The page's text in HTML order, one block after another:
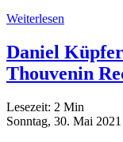
Weiterlesen
Daniel
Thouvenin
Lesezeit: 2 Min
Sonntag, 30. Mai 2021